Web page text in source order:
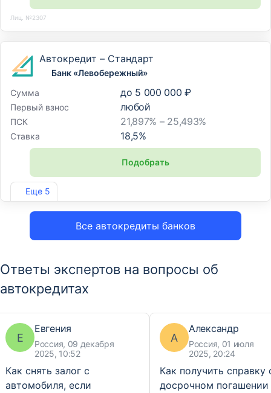
Все автокредиты банков
Лиц. №2307
Еще 5
Автокредит – Стандарт
Банк «Левобережный»
Сумма
до 5 000 000 ₽
Первый взнос любой
ПСК 21,897% – 25,493%
Ставка 18,5%
Подобрать
Лиц. №1343
Ответы экспертов на вопросы об
автокредитах
Е
Евгения
Россия, 09 декабря
2025, 10:52
Как снять залог с
автомобиля, если
А
Александр
Россия, 01 июля
2025, 20:24
Как получить справку
досрочном погашении